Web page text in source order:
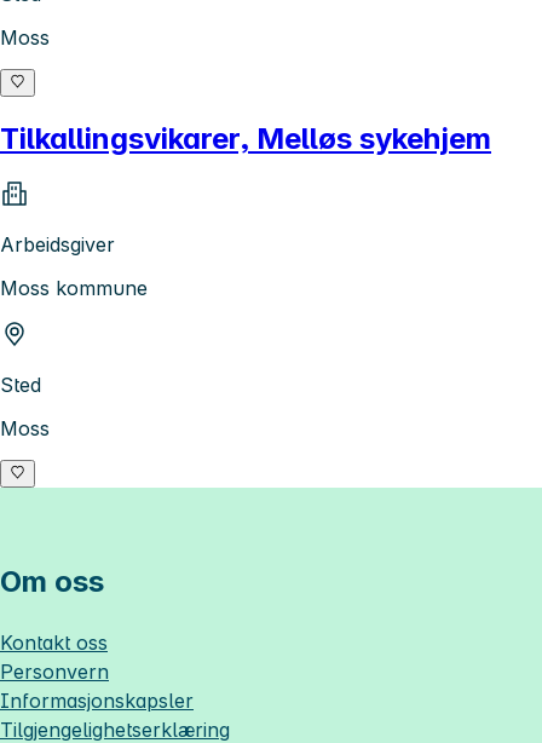
Moss
Tilkallingsvikarer, Melløs sykehjem
Arbeidsgiver
Moss kommune
Sted
Moss
Om oss
Kontakt oss
Personvern
Informasjonskapsler
Tilgjengelighetserklæring